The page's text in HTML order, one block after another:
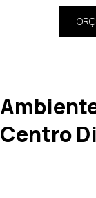
Centro